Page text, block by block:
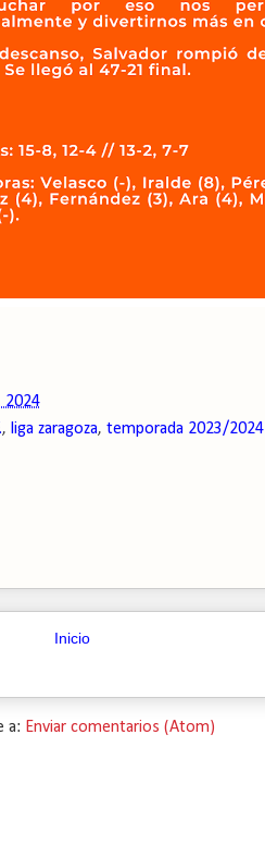
2024
, liga zaragoza, temporada 2023/2024
Inicio
a: Enviar comentarios (Atom)